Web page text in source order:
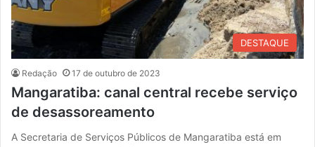
DESTAQUE
Redação 17 de outubro de 2023
Mangaratiba: canal central recebe serviço
de desassoreamento
A Secretaria de Serviços Públicos de Mangaratiba está em